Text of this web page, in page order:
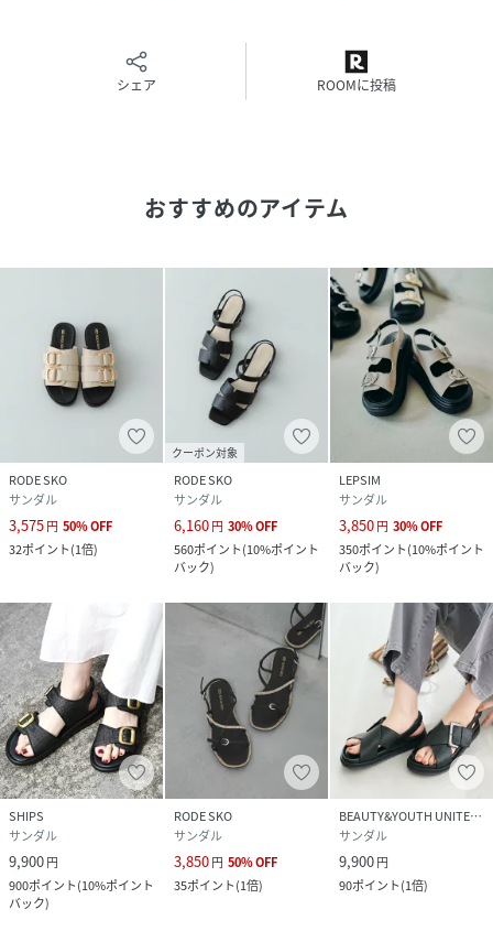
了承ください。
※商品の色味の目安は、商品単体の画像をご参照ください。
▼お気に入り登録のおすすめ▼
お気に入り登録された商品は、マイページにて現在の価格情
報や在庫状況の確認が可能です。
お買い物リストの管理にぜひご利用ください。
性別タイプ レディース
原産国 中国
素材
アッパー :
合成皮革ソール :
サイズ 36、37、38
品番
RR5170_XX26230
XX26230-2211702-1W-1z RR5170)
シェア ROOMに投稿
おすすめのアイテム
RODE SKO
サンダル
3,575円 50%OFF
32ポイント(1倍)
クーポン対象
RODE SKO
サンダル
6,160円 30%OFF
560ポイント(10%ポイント
バック)
LEPSIM
サンダル
3,850円 30%OFF
350ポイント(10%ポイント
バック)
SHIPS
サンダル
9,900円
900ポイント(10%ポイント
バック)
RODE SKO
サンダル
3,850円 50%OFF
35ポイント(1倍)
BEAUTY&YOUTH UNITED ARROWS
サンダル
9,900円
90ポイント(1倍)